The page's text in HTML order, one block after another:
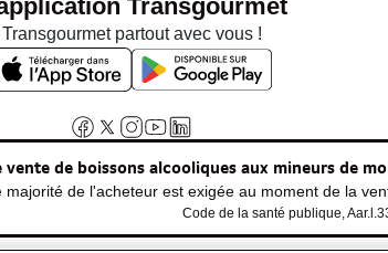
Transgourmet
Transgourmet partout avec vous !
de boissons alcooliques aux mineurs de
majorité de l'acheteur est exigée au moment de la
Code de la santé publique,